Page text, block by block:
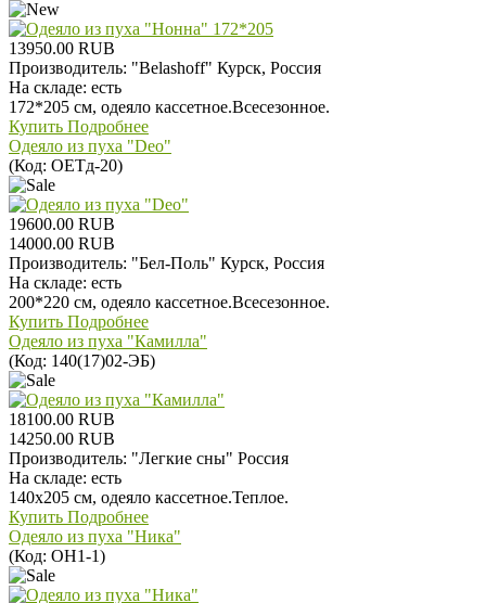
13950.00 RUB
Производитель: "Belashoff" Курск, Россия
На складе: есть
172*205 см, одеяло кассетное.Всесезонное.
Купить Подробнее
Одеяло из пуха "Deo"
(Код: ОЕТд-20)
19600.00 RUB
14000.00 RUB
Производитель: "Бел-Поль" Курск, Россия
На складе: есть
200*220 см, одеяло кассетное.Всесезонное.
Купить Подробнее
Одеяло из пуха "Камилла"
(Код: 140(17)02-ЭБ)
18100.00 RUB
14250.00 RUB
Производитель: "Легкие сны" Россия
На складе: есть
140х205 см, одеяло кассетное.Теплое.
Купить Подробнее
Одеяло из пуха "Ника"
(Код: ОН1-1)